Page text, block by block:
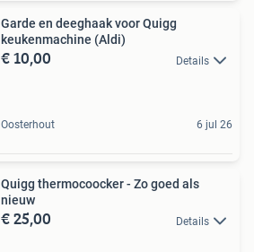
Garde en deeghaak voor Quigg
keukenmachine (Aldi)
€ 10,00 Details
Oosterhout 6 jul 26
Quigg thermocoocker - Zo goed als
nieuw
€ 25,00 Details